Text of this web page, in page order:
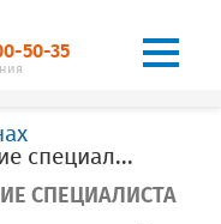
50-35
Дизайн бассейнов. Мнение специалиста
СПЕЦИАЛИСТА